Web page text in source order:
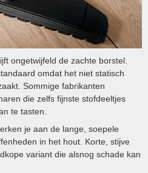
ongetwijfeld de zachte borstel.
omdat het niet statisch
Sommige fabrikanten
die zelfs fijnste stofdeeltjes
te tasten.
je aan de lange, soepele
in het hout. Korte, stijve
variant die alsnog schade kan